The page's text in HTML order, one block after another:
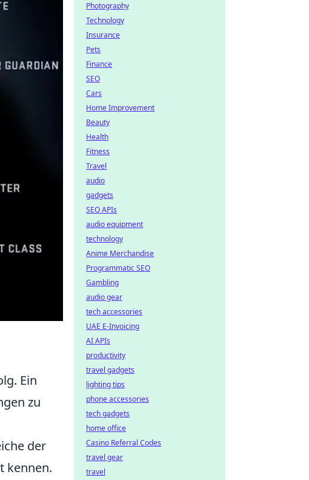
Ein
zu
der
kennen.
Photography
Technology
Insurance
Pets
Finance
SEO
Cars
Home Improvement
Beauty
Health
Fitness
Travel
audio
gadgets
SEO APIs
audio equipment
technology
Anime Merchandise
Programmatic SEO
Gambling
audio gear
tech accessories
UAE E-Invoicing
AI APIs
productivity
travel gadgets
lighting tips
phone accessories
tech gadgets
home office
Casino Referral Codes
travel gear
travel